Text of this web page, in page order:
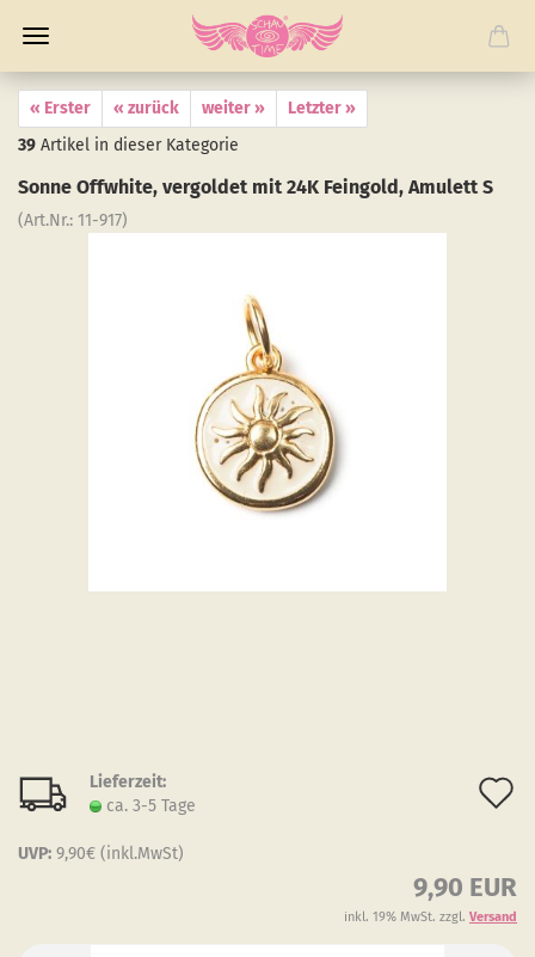
« Erster « zurück weiter »
Letzter »
39 Artikel in dieser Kategorie
Sonne Off­white, ver­gol­det mit 24K Fein­gold, Amu­lett S
(Art.Nr.: 11-​917)
Lieferzeit:
ca. 3-5 Tage
UVP: 9,90€ (inkl.MwSt)
9,90 EUR
inkl. 19% MwSt. zzgl. Versand